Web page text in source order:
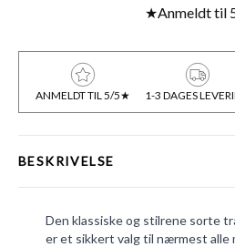
★Anmeldt til
ANMELDT TIL 5/5★ 1-3 DAGES
BESKRIVELSE
Den klassiske og stilrene sorte
er et sikkert valg til nærmest alle